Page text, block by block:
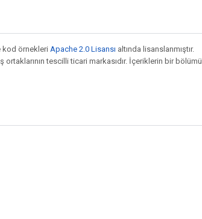
kod örnekleri Apache 2.0 Lisansı altında lisanslanmıştır.
ortaklarının tescilli ticari markasıdır. İçeriklerin bir bölümü